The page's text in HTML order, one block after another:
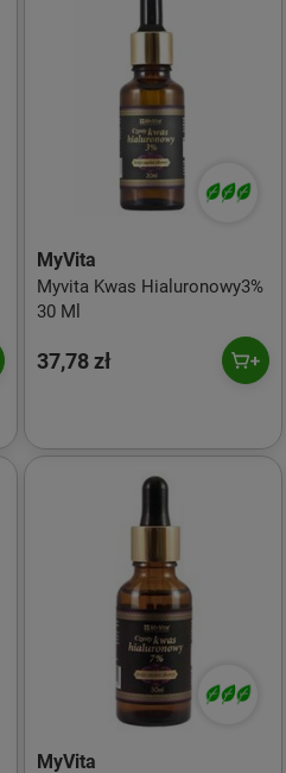
MyVita
Myvita Kwas Hialuronowy3%
30 Ml
37,78 zł
MyVita